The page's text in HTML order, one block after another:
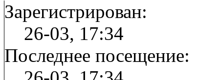
Зарегистрирован:
26-03, 17:34
Последнее посещение: